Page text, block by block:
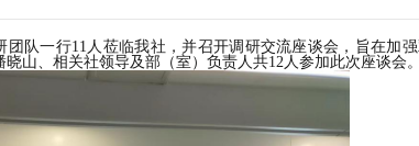
团队一行11 人莅临我社，并召开调研交流座谈会， 旨在加
山、相关社领导及部（室）负责人共12人参加此次座谈会。